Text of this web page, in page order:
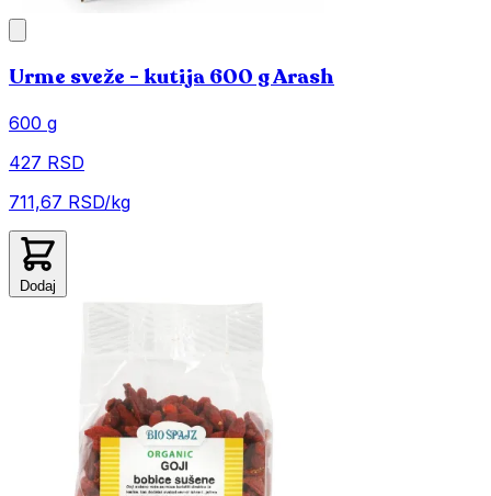
Urme sveže - kutija 600 g Arash
600 g
427 RSD
711,67 RSD/kg
Dodaj